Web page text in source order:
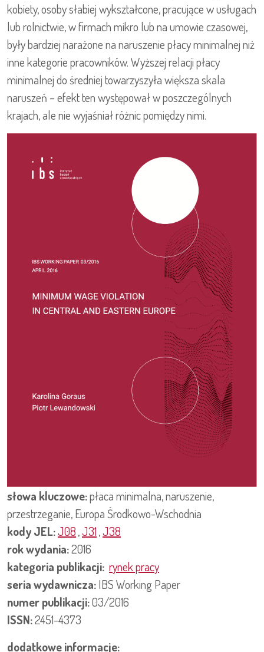
kobiety, osoby słabiej wykształcone, pracujące w usługach
lub rolnictwie, w firmach mikro lub na umowie czasowej,
były bardziej narażone na naruszenie płacy minimalnej niż
inne kategorie pracowników. Wyższej relacji płacy
minimalnej do średniej towarzyszyła większa skala
naruszeń – efekt ten występował w poszczególnych
krajach, ale nie wyjaśniał różnic pomiędzy nimi.
słowa kluczowe:płaca minimalna, naruszenie,
przestrzeganie, Europa Środkowo-Wschodnia
kody JEL:J08,J31,J38
rok wydania:2016
kategoria publikacji: rynek pracy
seria wydawnicza:IBS Working Paper
numer publikacji:03/2016
ISSN:2451-4373
dodatkowe informacje: